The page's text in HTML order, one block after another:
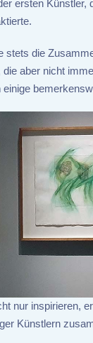
ersten Künstler,
stets die
aber nicht
nur inspirieren,
Künstlern